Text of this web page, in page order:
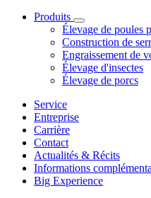
Produits
Élevage de poules
Construction de
Engraissement de
Élevage d'insectes
Élevage de porcs
Service
Entreprise
Carrière
Contact
Actualités & Récits
Informations
Big Experience